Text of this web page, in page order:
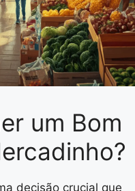
um Bom
decisão crucial que